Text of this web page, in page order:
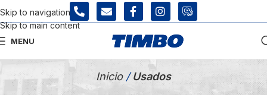
Skip to navigation
Skip to main content
MENU
Tienda Usados
Inicio /Usados